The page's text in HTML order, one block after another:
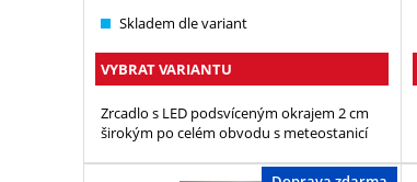
Skladem dle variant
VYBRAT VARIANTU
Zrcadlo s LED podsvíceným okrajem 2 cm
širokým po celém obvodu s meteostanicí